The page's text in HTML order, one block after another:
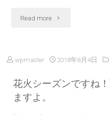
お
問
カ
ー
Read more "秋
期
wpmaster 2018年8月4日
花火シーズンですね
ますよ。